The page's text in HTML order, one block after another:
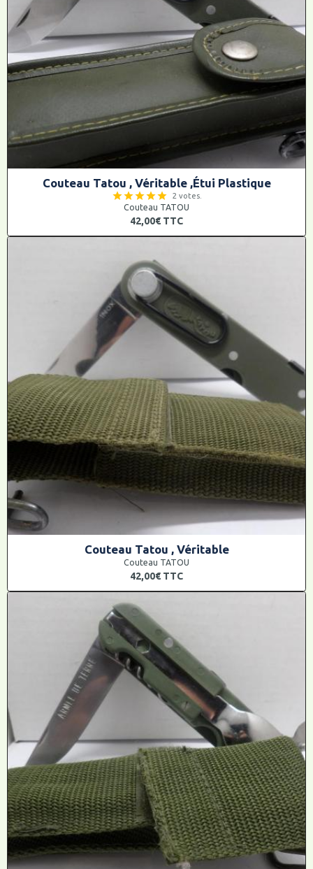
Couteau Tatou , Véritable ,Étui Plastique
2 votes.
Couteau TATOU
42,00€ TTC
Couteau Tatou , Véritable
Couteau TATOU
42,00€ TTC